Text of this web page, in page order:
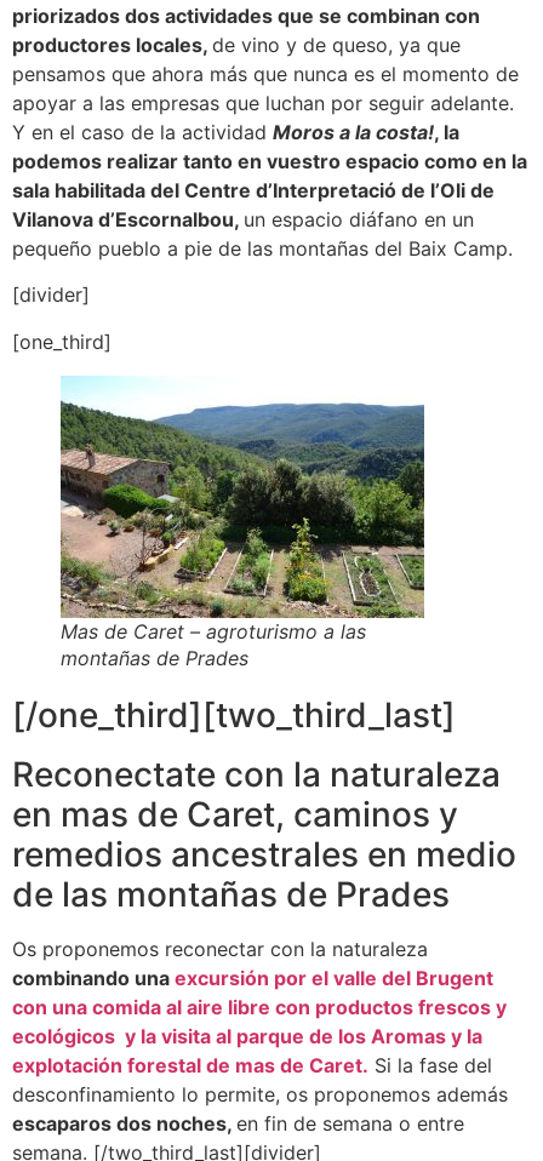
priorizados dos actividades que se combinan con
productores locales, de vino y de queso, ya que
pensamos que ahora más que nunca es el momento de
apoyar a las empresas que luchan por seguir adelante.
Y en el caso de la actividad Moros a la costa!, la
podemos realizar tanto en vuestro espacio como en la
sala habilitada del Centre d’Interpretació de l’Oli de
Vilanova d’Escornalbou, un espacio diáfano en un
pequeño pueblo a pie de las montañas del Baix Camp.
[divider]
[one_third]
Mas de Caret – agroturismo a las
montañas de Prades
[/one_third][two_third_last]
Reconectate con la naturaleza
en mas de Caret, caminos y
remedios ancestrales en medio
de las montañas de Prades
Os proponemos reconectar con la naturaleza
combinando una excursión por el valle del Brugent
con una comida al aire libre con productos frescos y
ecológicos y la visita al parque de los Aromas y la
explotación forestal de mas de Caret. Si la fase del
desconfinamiento lo permite, os proponemos además
escaparos dos noches, en fin de semana o entre
semana. [/two_third_last][divider]